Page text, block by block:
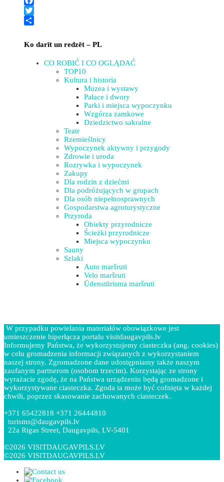
Facebook
Twitter
Ko darīt un redzēt – PL
CO ROBIĆ I CO OGLĄDAĆ
TOP10
Kultura i historia
Muzea i wystawy
Pałace i dwory
Parki i miejsca wypoczynku
Wzgórza zamkowe
Dziedzictwo sakralne
Teatr
Rzemieślnicy
Wypoczynek aktywny i przygody
Zdrowie i uroda
Rozrywka i wypoczynek
Zakupy
Dla rodzin z dziećmi
Dla podróżujących w grupach
Dla osób niepełnosprawnych
Gospodarstwa agroturystyczne
Przyroda
Obiekty przyrodnicze
Ścieżki przyrodnicze
Miejsca wypoczynku
Sauny
Szlaki
Auto maršruti
Velo maršruti
Ūdenstūrisma maršruti
W przypadku powielania materiałów obowiązkowe jest
umieszczenie hiperłącza portalu visitdaugavpils.lv
Informujemy Państwa, że wykorzystujemy ciasteczka (ang. cookies)
w celu gromadzenia informacji związanych z wykorzystaniem
naszej strony. Zgromadzone dane udostępniamy także naszym
zaufanym partnerom (osobom trzecim). Korzystając ze strony
wyrażacie zgodę, że na Państwa urządzeniu będą gromadzone i
wykorzystywane ciasteczka. Zgoda ta może być cofnięta w każdej
chwili, poprzez skasowanie zachowanych ciasteczek.
+371 65422818 +371 26444810
turisms@daugavpils.lv
22a Rigas Street, Daugavpils, LV-5401
©2026 VISITDAUGAVPILS.LV
©2026 VISITDAUGAVPILS.LV